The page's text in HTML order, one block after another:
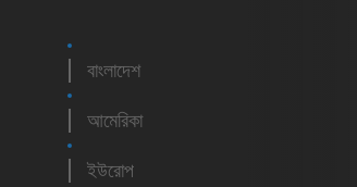
বাংলাদেশ
আমেরিকা
ইউরোপ